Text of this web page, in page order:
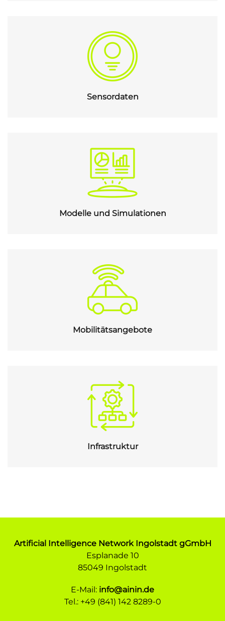
Sensordaten
Modelle und Simulationen
Mobilitätsangebote
Infrastruktur
Artificial Intelligence Network Ingolstadt gGmbH
Esplanade 10
85049 Ingolstadt
E-Mail: info@ainin.de
Tel.: +49 (841) 142 8289-0